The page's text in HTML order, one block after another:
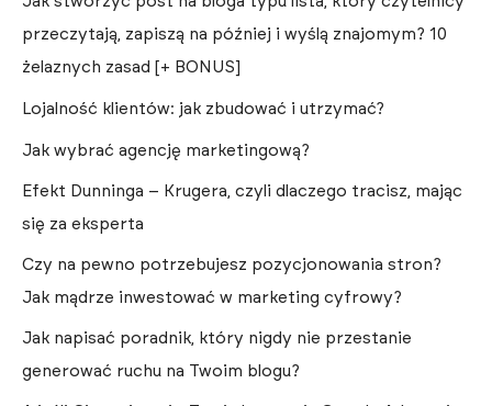
przeczytają, zapiszą na później i wyślą znajomym? 10
żelaznych zasad [+ BONUS]
Lojalność klientów: jak zbudować i utrzymać?
Jak wybrać agencję marketingową?
Efekt Dunninga – Krugera, czyli dlaczego tracisz, mając
się za eksperta
Czy na pewno potrzebujesz pozycjonowania stron?
Jak mądrze inwestować w marketing cyfrowy?
Jak napisać poradnik, który nigdy nie przestanie
generować ruchu na Twoim blogu?